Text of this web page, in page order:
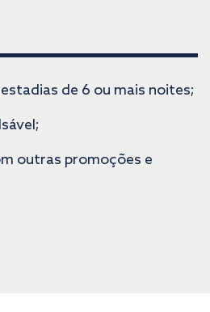
de 6 ou mais noites;
outras promoções e